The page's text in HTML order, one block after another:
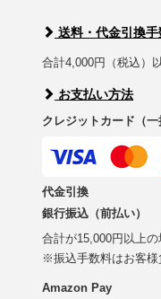
送料・代金引換手
合計4,000円（税込）
お支払い方法
クレジットカード（一
代金引換
銀行振込（前払い）
合計が15,000円以上の
※振込手数料はお客様
Amazon Pay